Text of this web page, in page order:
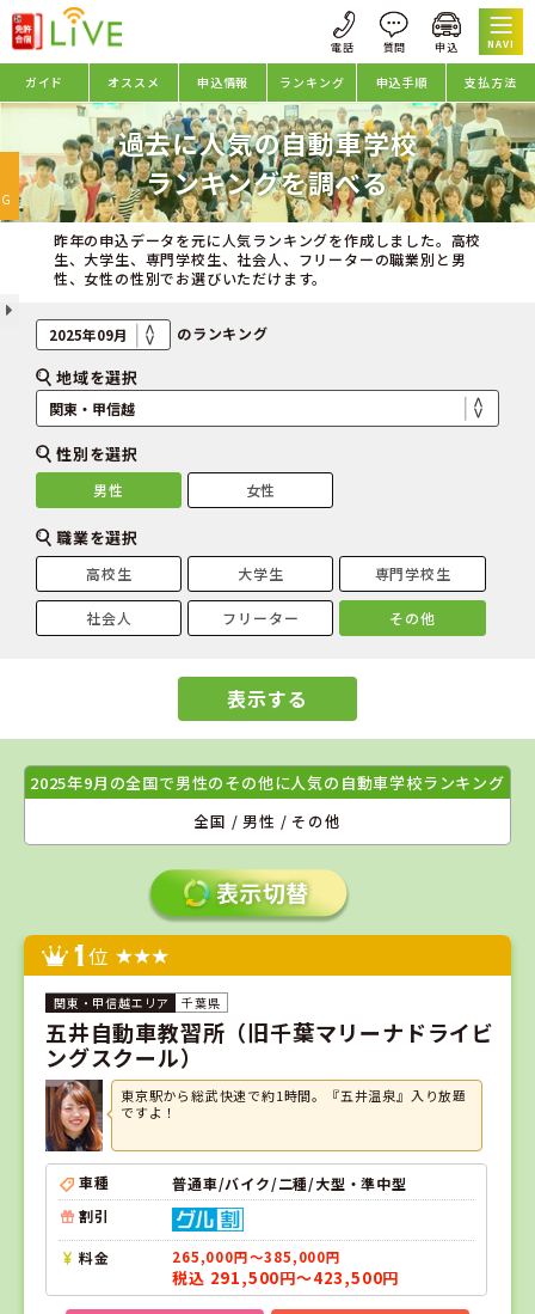
NAVI
ガイド オススメ 申込情報 ランキング 申込手順 支払方法
過去に人気の自動車学校
ランキングを調べる
昨年の申込データを元に人気ランキングを作成しました。高校
生、大学生、専門学校生、社会人、フリーターの職業別と男
性、女性の性別でお選びいただけます。
のランキング
地域を選択
性別を選択
男性 女性
職業を選択
高校生 大学生 専門学校生
社会人 フリーター その他
表示する
2025年9月の全国で男性のその他に人気の自動車学校ランキング
全国 / 男性 / その他
1位
千葉県
五井自動車教習所（旧千葉マリーナドライビ
ングスクール）
東京駅から総武快速で約1時間。『五井温泉』入り放題
ですよ！
車種
普通車/バイク/二種/大型・準中型
割引
料金 265,000円～385,000円
税込 291,500円～423,500円